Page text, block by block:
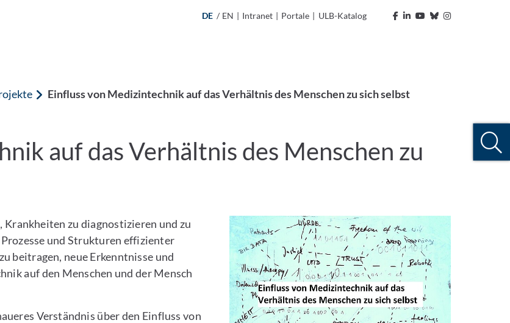
DE / EN | Intranet | Portale | ULB-Katalog
Einfluss von Medizintechnik auf das Verhältnis des Menschen zu sich selbst
auf das Verhältnis des Menschen zu
zu diagnostizieren und zu
und Strukturen effizienter
beitragen, neue Erkenntnisse und
auf den Menschen und der Mensch
Verständnis über den Einfluss von